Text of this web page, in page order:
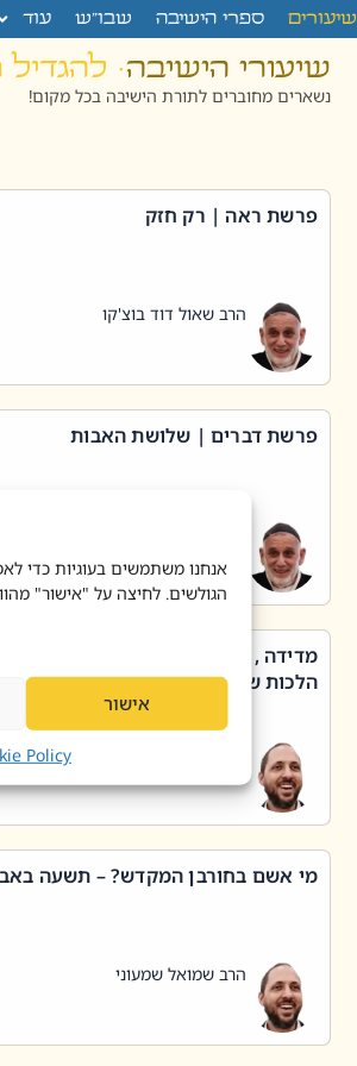
אנחנו משתמשים בעוגיות כדי
הגולשים. לחיצה על "אישור"
אישור
Policy
שיעורים ספרי הישיבה שבו”ש עוד
שיעורי הישיבה·
נשארים מחוברים לתורת הישיבה בכל מקום!
פרשת ראה | רק חזק
הרב שאול דוד בוצ'קו
פרשת דברים | שלושת האבות
מדידה , קניה , שטיפת כלים בשבת –
הלכות שבת – סימן שכג
מי אשם בחורבן המקדש? – תשעה באב
הרב שמואל שמעוני